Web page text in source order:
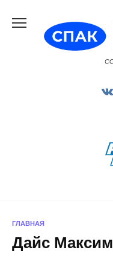
содержанию
ГЛАВНАЯ
Дайс Максим